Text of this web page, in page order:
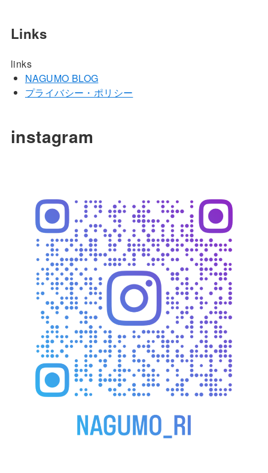
Links
links
NAGUMO BLOG
プライバシー・ポリシー
instagram